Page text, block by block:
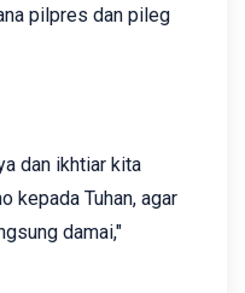
pilpres dan pileg
dan ikhtiar kita
kepada Tuhan, agar
damai,"